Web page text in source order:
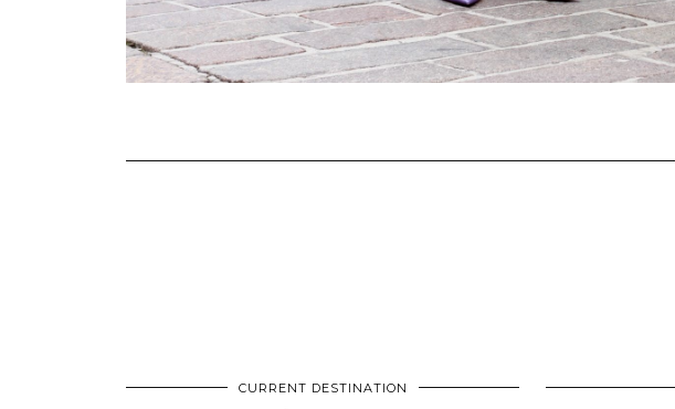
CURRENT DESTINATION